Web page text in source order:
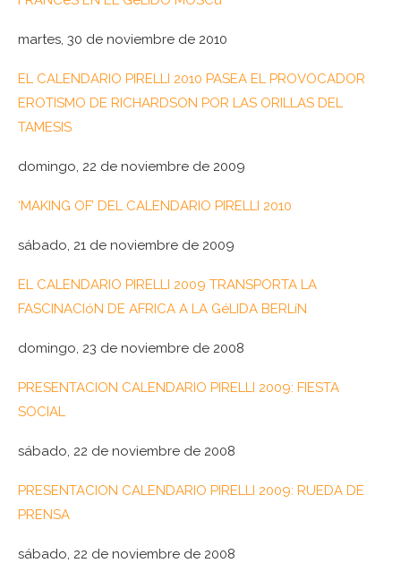
martes, 30 de noviembre de 2010
EL CALENDARIO PIRELLI 2010 PASEA EL PROVOCADOR
EROTISMO DE RICHARDSON POR LAS ORILLAS DEL
TAMESIS
domingo, 22 de noviembre de 2009
‘MAKING OF’ DEL CALENDARIO PIRELLI 2010
sábado, 21 de noviembre de 2009
EL CALENDARIO PIRELLI 2009 TRANSPORTA LA
FASCINACIóN DE AFRICA A LA GéLIDA BERLíN
domingo, 23 de noviembre de 2008
PRESENTACION CALENDARIO PIRELLI 2009: FIESTA
SOCIAL
sábado, 22 de noviembre de 2008
PRESENTACION CALENDARIO PIRELLI 2009: RUEDA DE
PRENSA
sábado, 22 de noviembre de 2008